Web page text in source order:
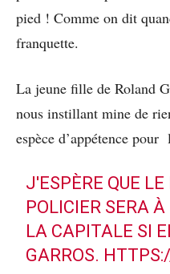
pied ! Comme on dit
franquette.
La jeune fille de Roland
nous instillant mine de
espèce d’appétence pour
J'ESPÈRE QUE
POLICIER SERA
LA CAPITALE SI
GARROS.